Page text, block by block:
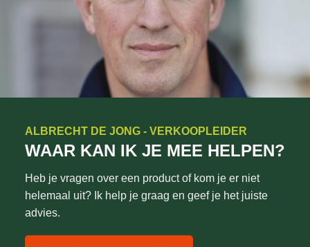
ALBRECHT DE JONG - VERKOOPLEIDER
WAAR KAN IK JE MEE HELPEN?
Heb je vragen over een product of kom je er niet
helemaal uit? Ik help je graag en geef je het juiste
advies.